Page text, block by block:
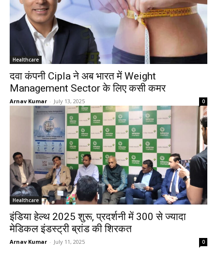
Healthcare
दवा कंपनी Cipla ने अब भारत में Weight
Management Sector के लिए कसी कमर
Arnav Kumar - July 13, 2025 0
Healthcare
इंडिया हेल्थ 2025 शुरू, प्रदर्शनी में 300 से ज्यादा
मेडिकल इंडस्ट्री ब्रांड की शिरकत
Arnav Kumar - July 11, 2025 0